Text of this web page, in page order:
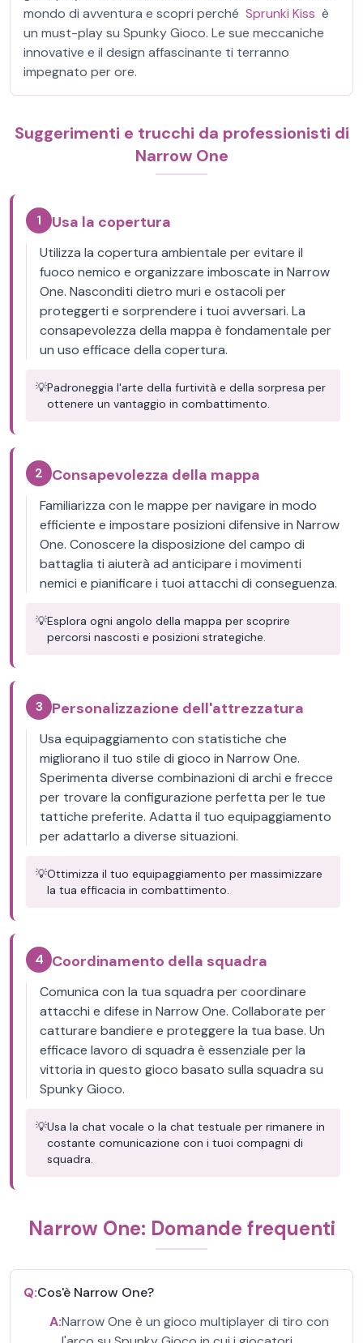
mondo di avventura e scopri perché Sprunki Kiss è
un must-play su Spunky Gioco. Le sue meccaniche
innovative e il design affascinante ti terranno
impegnato per ore.
Suggerimenti e trucchi da professionisti di
Narrow One
1 Usa la copertura
Utilizza la copertura ambientale per evitare il
fuoco nemico e organizzare imboscate in Narrow
One. Nasconditi dietro muri e ostacoli per
proteggerti e sorprendere i tuoi avversari. La
consapevolezza della mappa è fondamentale per
un uso efficace della copertura.
💡Padroneggia l'arte della furtività e della sorpresa per
ottenere un vantaggio in combattimento.
2 Consapevolezza della mappa
Familiarizza con le mappe per navigare in modo
efficiente e impostare posizioni difensive in Narrow
One. Conoscere la disposizione del campo di
battaglia ti aiuterà ad anticipare i movimenti
nemici e pianificare i tuoi attacchi di conseguenza.
💡Esplora ogni angolo della mappa per scoprire
percorsi nascosti e posizioni strategiche.
3 Personalizzazione dell'attrezzatura
Usa equipaggiamento con statistiche che
migliorano il tuo stile di gioco in Narrow One.
Sperimenta diverse combinazioni di archi e frecce
per trovare la configurazione perfetta per le tue
tattiche preferite. Adatta il tuo equipaggiamento
per adattarlo a diverse situazioni.
💡Ottimizza il tuo equipaggiamento per massimizzare
la tua efficacia in combattimento.
4 Coordinamento della squadra
Comunica con la tua squadra per coordinare
attacchi e difese in Narrow One. Collaborate per
catturare bandiere e proteggere la tua base. Un
efficace lavoro di squadra è essenziale per la
vittoria in questo gioco basato sulla squadra su
Spunky Gioco.
💡Usa la chat vocale o la chat testuale per rimanere in
costante comunicazione con i tuoi compagni di
squadra.
Narrow One: Domande frequenti
Q:Cos'è Narrow One?
A:Narrow One è un gioco multiplayer di tiro con